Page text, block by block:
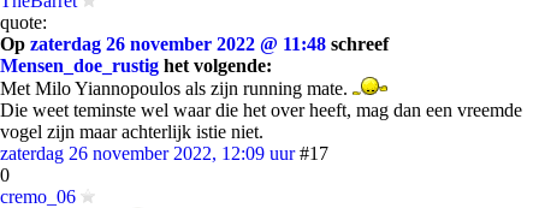
quote:
Op zaterdag 26 november 2022 @ 11:48 schreef
Mensen_doe_rustig het volgende:
Met Milo Yiannopoulos als zijn running mate.
Die weet teminste wel waar die het over heeft, mag dan een vreemde
vogel zijn maar achterlijk istie niet.
zaterdag 26 november 2022, 12:09 uur #17
0
cremo_06